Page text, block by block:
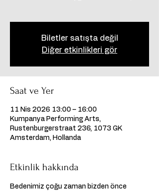
Biletler satışta değil
Diğer etkinlikleri gör
Saat ve Yer
11 Nis 2026 13:00 – 16:00
Kumpanya Performing Arts,
Rustenburgerstraat 236, 1073 GK
Amsterdam, Hollanda
Etkinlik hakkında
Bedenimiz çoğu zaman bizden önce